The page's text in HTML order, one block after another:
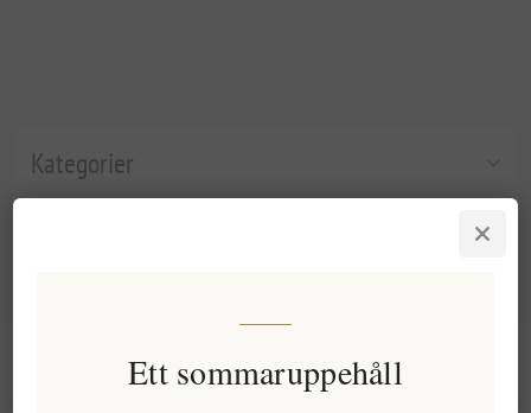
Kategorier
Ett sommaruppehåll